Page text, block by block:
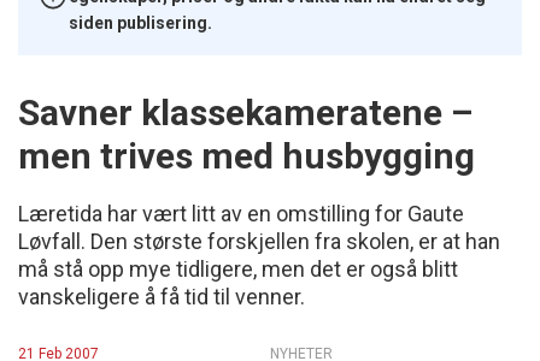
siden publisering.
Savner klassekameratene –
men trives med husbygging
Læretida har vært litt av en omstilling for Gaute
Løvfall. Den største forskjellen fra skolen, er at han
må stå opp mye tidligere, men det er også blitt
vanskeligere å få tid til venner.
21 Feb 2007
NYHETER